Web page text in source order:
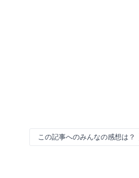
この記事へのみんなの感想は？